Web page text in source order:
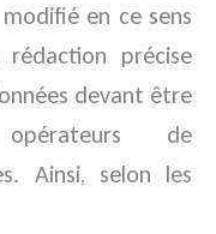
modifié en ce sens
précise
devant être
de
Ainsi, selon les